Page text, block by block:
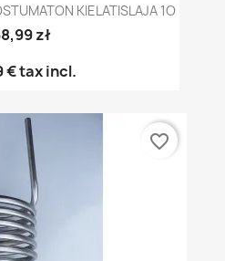
KIELATISLAJA 1O
zł
€tax incl.
favorite_border